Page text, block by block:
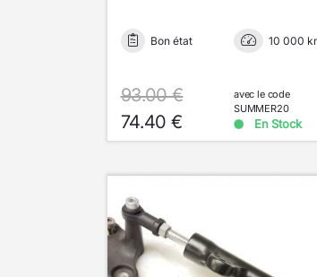
Bon état 10 000
93.00 €
74.40 €
avec le code
SUMMER20
En Stock